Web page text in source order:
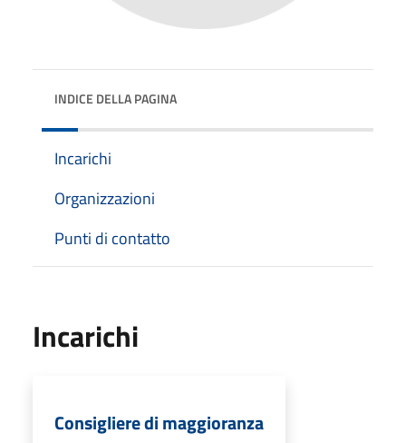
INDICE DELLA PAGINA
Incarichi
Organizzazioni
Punti di contatto
Incarichi
Consigliere di maggioranza